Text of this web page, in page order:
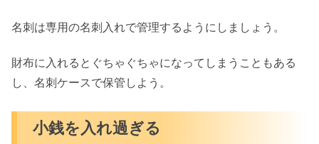
名刺は専用の名刺入れで管理するようにしましょう。
財布に入れるとぐちゃぐちゃになってしまうこともある
し、名刺ケースで保管しよう。
小銭を入れ過ぎる